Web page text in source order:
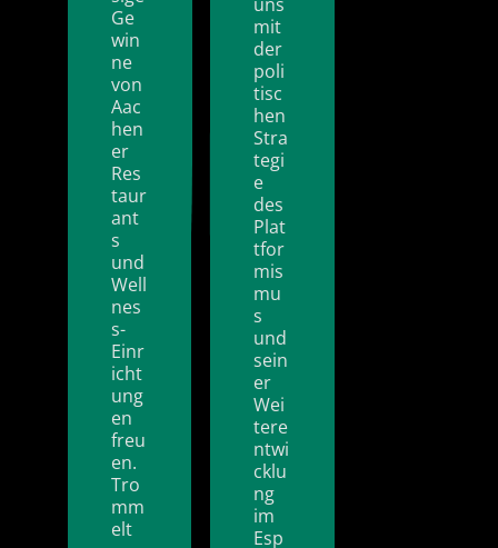
Ge
win
ne
von
Aac
hen
er
Res
taur
ant
s
und
Well
nes
s-
Einr
icht
ung
en
freu
en.
Tro
mm
elt
mit
der
poli
tisc
hen
Stra
tegi
e
des
Plat
tfor
mis
mu
s
und
sein
er
Wei
tere
ntwi
cklu
ng
im
Esp